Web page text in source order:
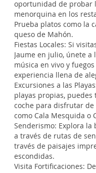
oportunidad de probar
menorquina en los
Prueba platos como la
queso de Mahón.
Fiestas Locales: Si
Jaume en julio, únete a
música en vivo y
experiencia llena de
Excursiones a las
playas propias,
coche para disfrutar de
como Cala Mesquida o
Senderismo: Explora
a través de rutas de
través de paisajes
escondidas.
Visita Fortificaciones: